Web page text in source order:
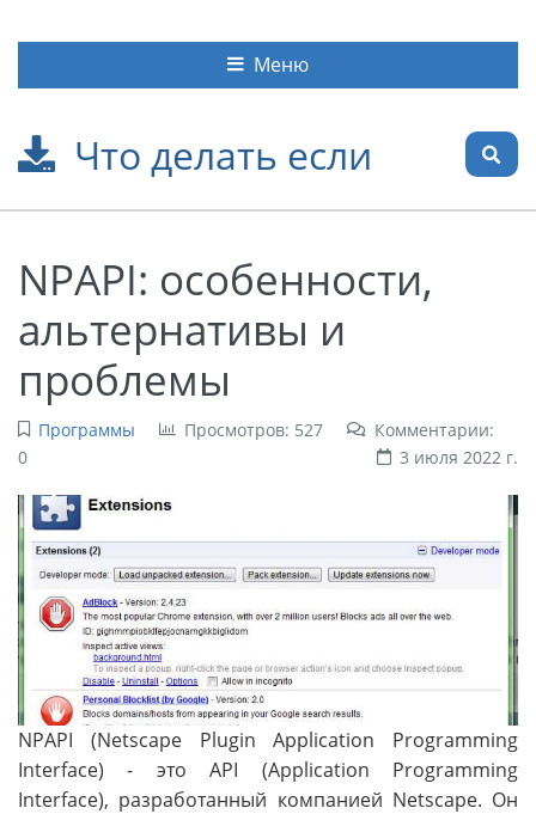
Что делать если
Меню
NPAPI: особенности,
альтернативы и
проблемы
Программы Просмотров: 527
Комментарии:
0
3 июля 2022 г.
NPAPI (Netscape Plugin Application Programming
Interface) - это API (Application Programming
Interface), разработанный компанией Netscape. Он